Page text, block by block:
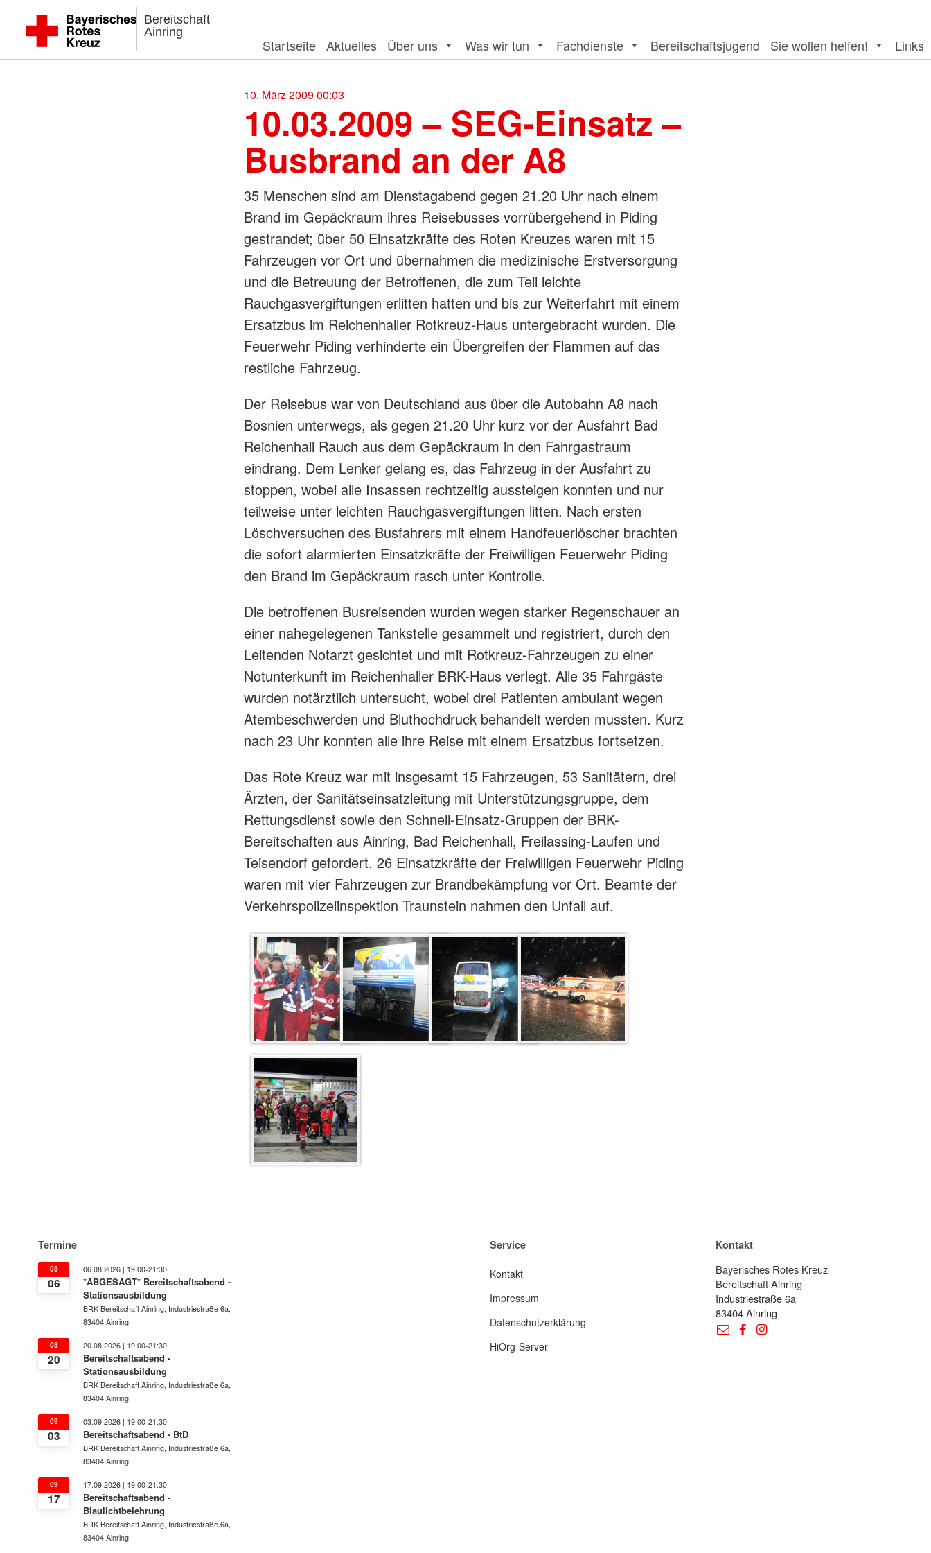
Bereitschaft
Ainring
Startseite Aktuelles Über uns Was wir tun Fachdienste Bereitschaftsjugend Sie wollen helfen! Links
10. März 2009 00:03
10.03.2009 – SEG-Einsatz –
Busbrand an der A8
35 Menschen sind am Dienstagabend gegen 21.20 Uhr nach einem
Brand im Gepäckraum ihres Reisebusses vorrübergehend in Piding
gestrandet; über 50 Einsatzkräfte des Roten Kreuzes waren mit 15
Fahrzeugen vor Ort und übernahmen die medizinische Erstversorgung
und die Betreuung der Betroffenen, die zum Teil leichte
Rauchgasvergiftungen erlitten hatten und bis zur Weiterfahrt mit einem
Ersatzbus im Reichenhaller Rotkreuz-Haus untergebracht wurden. Die
Feuerwehr Piding verhinderte ein Übergreifen der Flammen auf das
restliche Fahrzeug.
Der Reisebus war von Deutschland aus über die Autobahn A8 nach
Bosnien unterwegs, als gegen 21.20 Uhr kurz vor der Ausfahrt Bad
Reichenhall Rauch aus dem Gepäckraum in den Fahrgastraum
eindrang. Dem Lenker gelang es, das Fahrzeug in der Ausfahrt zu
stoppen, wobei alle Insassen rechtzeitig aussteigen konnten und nur
teilweise unter leichten Rauchgasvergiftungen litten. Nach ersten
Löschversuchen des Busfahrers mit einem Handfeuerlöscher brachten
die sofort alarmierten Einsatzkräfte der Freiwilligen Feuerwehr Piding
den Brand im Gepäckraum rasch unter Kontrolle.
Die betroffenen Busreisenden wurden wegen starker Regenschauer an
einer nahegelegenen Tankstelle gesammelt und registriert, durch den
Leitenden Notarzt gesichtet und mit Rotkreuz-Fahrzeugen zu einer
Notunterkunft im Reichenhaller BRK-Haus verlegt. Alle 35 Fahrgäste
wurden notärztlich untersucht, wobei drei Patienten ambulant wegen
Atembeschwerden und Bluthochdruck behandelt werden mussten. Kurz
nach 23 Uhr konnten alle ihre Reise mit einem Ersatzbus fortsetzen.
Das Rote Kreuz war mit insgesamt 15 Fahrzeugen, 53 Sanitätern, drei
Ärzten, der Sanitätseinsatzleitung mit Unterstützungsgruppe, dem
Rettungsdienst sowie den Schnell-Einsatz-Gruppen der BRK-
Bereitschaften aus Ainring, Bad Reichenhall, Freilassing-Laufen und
Teisendorf gefordert. 26 Einsatzkräfte der Freiwilligen Feuerwehr Piding
waren mit vier Fahrzeugen zur Brandbekämpfung vor Ort. Beamte der
Verkehrspolizeiinspektion Traunstein nahmen den Unfall auf.
Termine
08
06
06.08.2026 | 19:00-21:30
*ABGESAGT* Bereitschaftsabend -
Stationsausbildung
BRK Bereitschaft Ainring, Industriestraße 6a,
83404 Ainring
08
20
20.08.2026 | 19:00-21:30
Bereitschaftsabend -
Stationsausbildung
BRK Bereitschaft Ainring, Industriestraße 6a,
83404 Ainring
09
03
03.09.2026 | 19:00-21:30
Bereitschaftsabend - BtD
BRK Bereitschaft Ainring, Industriestraße 6a,
83404 Ainring
09
17
17.09.2026 | 19:00-21:30
Bereitschaftsabend -
Blaulichtbelehrung
BRK Bereitschaft Ainring, Industriestraße 6a,
83404 Ainring
Service
Kontakt
Impressum
Datenschutzerklärung
HiOrg-Server
Kontakt
Bayerisches Rotes Kreuz
Bereitschaft Ainring
Industriestraße 6a
83404 Ainring